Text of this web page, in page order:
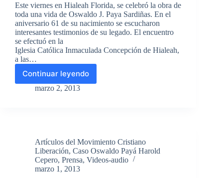
Este viernes en Hialeah Florida, se celebró la obra de
toda una vida de Oswaldo J. Paya Sardiñas. En el
aniversario 61 de su nacimiento se escucharon
interesantes testimonios de su legado. El encuentro
se efectuó en la
Iglesia Católica Inmaculada Concepción de Hialeah,
a las…
Continuar leyendo
Homenajes
del
Cuba
y
Holguín
a
marzo 2, 2013
Artículos del Movimiento Cristiano
Liberación, Caso Oswaldo Payá Harold
Cepero, Prensa, Videos-audio
marzo 1, 2013